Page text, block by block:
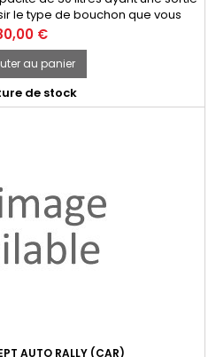
le type de bouchon que vous
bouchon de réservoir
€
au panier
de stock
AUTO RALLY (CAR)